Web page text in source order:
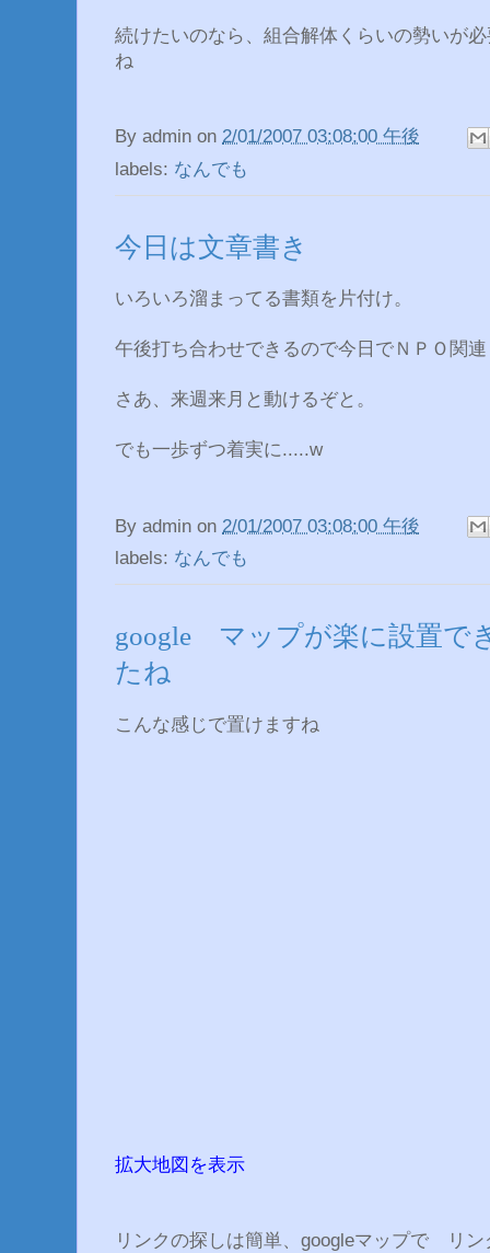
続けたいのなら、組合解体くらいの勢いが
ね
By admin on 2/01/2007 03:08:00 午後
labels: なんでも
今日は文章書き
いろいろ溜まってる書類を片付け。
午後打ち合わせできるので今日でＮＰＯ関
さあ、来週来月と動けるぞと。
でも一歩ずつ着実に.....w
By admin on 2/01/2007 03:08:00 午後
labels: なんでも
google マップが楽に設置で
たね
こんな感じで置けますね
拡大地図を表示
リンクの探しは簡単、googleマップで リ